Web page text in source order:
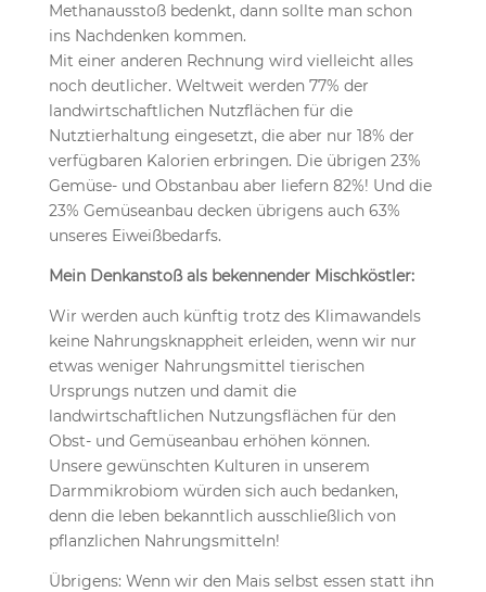
Methanausstoß bedenkt, dann sollte man schon
ins Nachdenken kommen.
Mit einer anderen Rechnung wird vielleicht alles
noch deutlicher. Weltweit werden 77% der
landwirtschaftlichen Nutzflächen für die
Nutztierhaltung eingesetzt, die aber nur 18% der
verfügbaren Kalorien erbringen. Die übrigen 23%
Gemüse- und Obstanbau aber liefern 82%! Und die
23% Gemüseanbau decken übrigens auch 63%
unseres Eiweißbedarfs.
Mein Denkanstoß als bekennender Mischköstler:
Wir werden auch künftig trotz des Klimawandels
keine Nahrungsknappheit erleiden, wenn wir nur
etwas weniger Nahrungsmittel tierischen
Ursprungs nutzen und damit die
landwirtschaftlichen Nutzungsflächen für den
Obst- und Gemüseanbau erhöhen können.
Unsere gewünschten Kulturen in unserem
Darmmikrobiom würden sich auch bedanken,
denn die leben bekanntlich ausschließlich von
pflanzlichen Nahrungsmitteln!
Übrigens: Wenn wir den Mais selbst essen statt ihn